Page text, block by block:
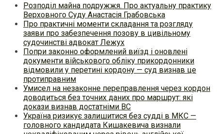
Розподіл майна подружжя. Про актуальну практику
Верховного Суду Анастасія Грабовська
Про практичні моменти складання та розгляду
заяви про забезпечення позову в цивільному
судочинстві адвокат Лежух
Попри законно оформлений виїзд і оновлені
документи військового обліку прикордонники
відмовили у перетині кордону — суд визнав це
протиправним
Умисел на незаконне переправлення через кордон
доводиться без точних даних про маршрут: які
докази визнав достатніми ВС
Україна ризикує залишитися без судді в МКС —
головного кандидата Кишакевича визнали